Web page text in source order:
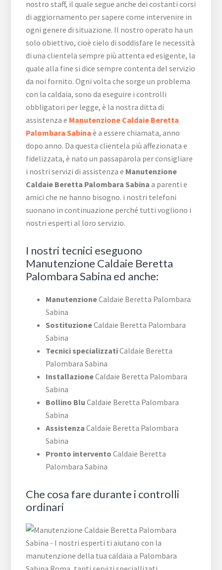
nostro staff, il quale segue anche dei costanti corsi
di aggiornamento per sapere come intervenire in
ogni genere di situazione. Il nostro operato ha un
solo obiettivo, cioè cielo di soddisfare le necessità
di una clientela sempre più attenta ed esigente, la
quale alla fine si dice sempre contenta del servizio
da noi fornito. Ogni volta che sorge un problema
con la caldaia, sono da eseguire i controlli
obbligatori per legge, è la nostra ditta di
assistenza e Manutenzione Caldaie Beretta
Palombara Sabina è a essere chiamata, anno
dopo anno. Da questa clientela più affezionata e
fidelizzata, è nato un passaparola per consigliare
i nostri servizi di assistenza e Manutenzione
Caldaie Beretta Palombara Sabina a parenti e
amici che ne hanno bisogno. i nostri telefoni
suonano in continuazione perché tutti vogliono i
nostri esperti al loro servizio.
I nostri tecnici eseguono
Manutenzione Caldaie Beretta
Palombara Sabina ed anche:
ManutenzioneCaldaie Beretta Palombara
Sabina
SostituzioneCaldaie Beretta Palombara
Sabina
Tecnici specializzatiCaldaie Beretta
Palombara Sabina
InstallazioneCaldaie Beretta Palombara
Sabina
Bollino Blu Caldaie Beretta Palombara
Sabina
Assistenza Caldaie Beretta Palombara
Sabina
Pronto intervento Caldaie Beretta
Palombara Sabina
Che cosa fare durante i controlli
ordinari